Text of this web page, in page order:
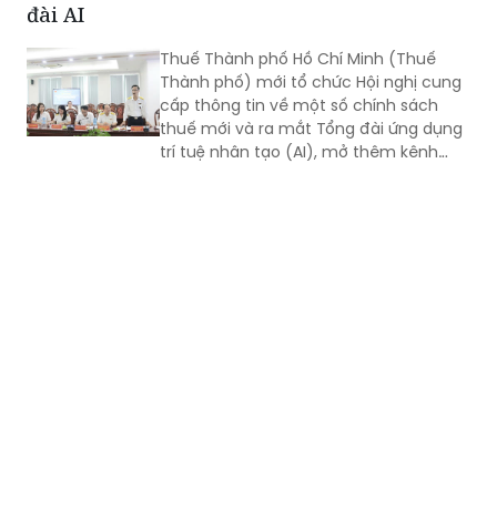
đài AI
Thuế Thành phố Hồ Chí Minh (Thuế
Thành phố) mới tổ chức Hội nghị cung
cấp thông tin về một số chính sách
thuế mới và ra mắt Tổng đài ứng dụng
trí tuệ nhân tạo (AI), mở thêm kênh